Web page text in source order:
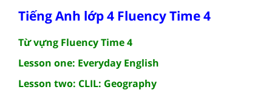
Tiếng Anh lớp 4 Fluency Time 4
Từ vựng Fluency Time 4
Lesson one: Everyday English
Lesson two: CLIL: Geography